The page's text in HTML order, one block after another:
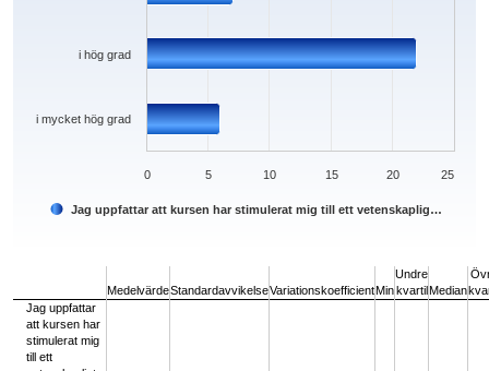
Jag uppfattar att kursen har stimulerat mig till ett vetenskaplig…
i mycket hög grad
i hög grad
0 5 10 15 20 25
MedelvärdeStandardavvikelseVariationskoefficientMin
Undre
kvartilMedian
Jag uppfattar
att kursen har
stimulerat mig
till ett